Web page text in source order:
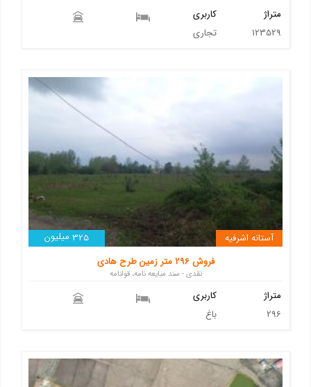
کاربری
تجاری
متراژ
123529
325 میلیون
آستانه اشرفیه
فروش 296 متر زمین طرح هادی
نقدی - سند مبایعه نامه، قولنامه
کاربری
باغ
متراژ
296